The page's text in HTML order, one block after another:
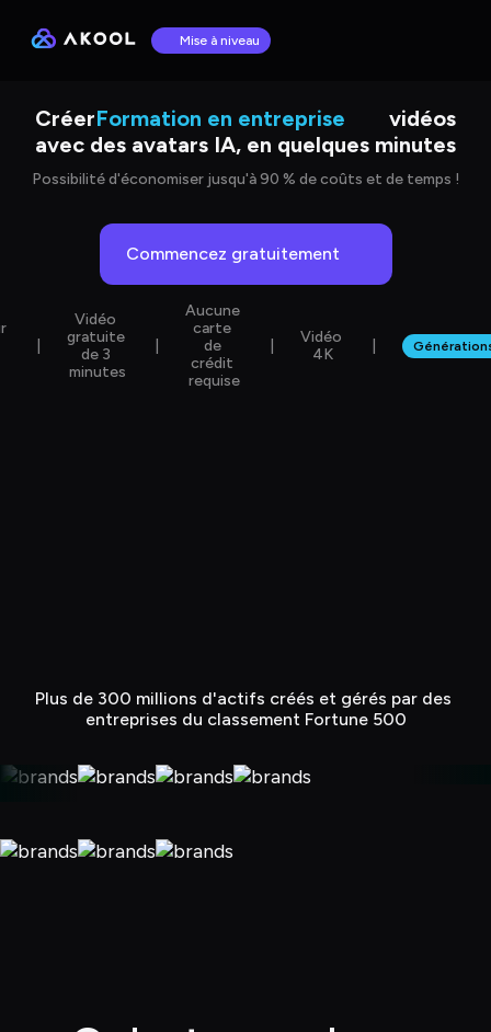
Mise à niveau
CréerFormation en entreprise
Apprentissage des langues
Présentation du produit
vidéos
avec des avatars IA, en quelques minutes
Possibilité d'économiser jusqu'à 90 % de coûts et de temps !
Commencez gratuitement
Vidéo
gratuite
de 3
minutes
Aucune
carte
de
crédit
requise
Vidéo
4K
Plus de 300 millions d'actifs créés et gérés par des
entreprises du classement Fortune 500